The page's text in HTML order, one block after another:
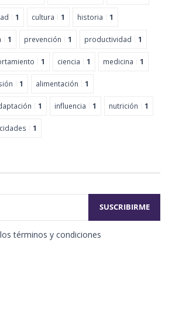
1 cultura 1 historia 1
1 prevención 1 productividad 1
1 ciencia 1 medicina 1
1 alimentación 1
1 influencia 1 nutrición 1
1
términos y condiciones